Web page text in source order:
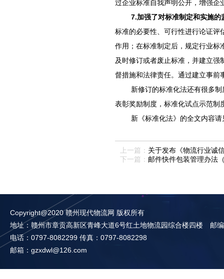
过企业标准自我声明公开，增强企
7.加强了对标准制定和实施
标准的必要性、可行性进行论证评
作用；在标准制定后，规定行业标
及时修订或者废止标准，并建立
督措施和法律责任。通过建立事前
新修订的标准化法还有很多
表彰奖励制度，标准化试点示范制
新《标准化法》的全文内容
上一篇： 关于发布《物流行业诚
下一篇： 邮件快件包装管理办法
Copyright@2020 赣州现代物流网 版权所有
地址：赣州市章贡高新区青峰大道6号红土地物流园综合楼四楼 邮
电话：0797-8082299 传真：0797-8082298
邮箱：gzxdwl@126.com